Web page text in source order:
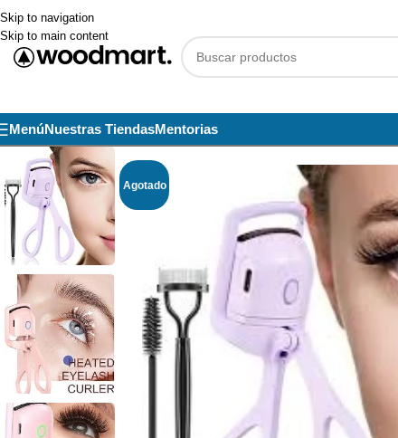
Skip to navigation
Skip to main content
MenúNuestras TiendasMentorias
Agotado